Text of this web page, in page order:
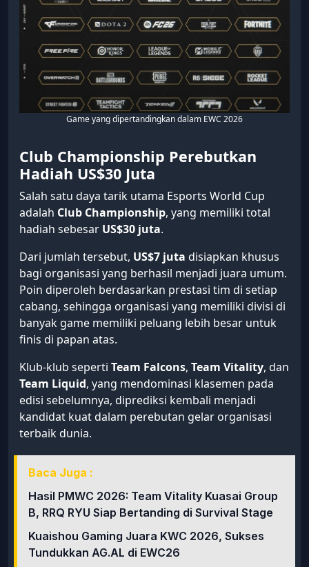
Game yang dipertandingkan dalam EWC 2026
Club Championship Perebutkan
Hadiah US$30 Juta
Salah satu daya tarik utama Esports World Cup
adalah Club Championship, yang memiliki total
hadiah sebesar US$30 juta.
Dari jumlah tersebut, US$7 juta disiapkan khusus
bagi organisasi yang berhasil menjadi juara umum.
Poin diperoleh berdasarkan prestasi tim di setiap
cabang, sehingga organisasi yang memiliki divisi di
banyak game memiliki peluang lebih besar untuk
finis di papan atas.
Klub-klub seperti Team Falcons, Team Vitality, dan
Team Liquid, yang mendominasi klasemen pada
edisi sebelumnya, diprediksi kembali menjadi
kandidat kuat dalam perebutan gelar organisasi
terbaik dunia.
Baca Juga :
Hasil PMWC 2026: Team Vitality Kuasai Group
B, RRQ RYU Siap Bertanding di Survival Stage
Kuaishou Gaming Juara KWC 2026, Sukses
Tundukkan AG.AL di EWC26